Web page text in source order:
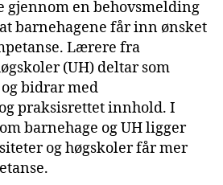
gjennom en behovsmelding
barnehagene får inn ønsket
Lærere fra
(UH) deltar som
bidrar med
praksisrettet innhold. I
barnehage og UH ligger
og høgskoler får mer